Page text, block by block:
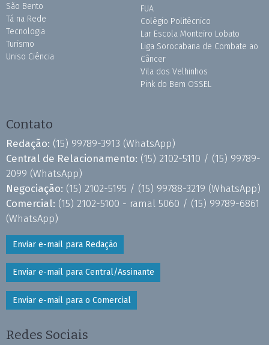
São Bento
Tá na Rede
Tecnologia
Turismo
Uniso Ciência
FUA
Colégio Politécnico
Lar Escola Monteiro Lobato
Liga Sorocabana de Combate ao
Câncer
Vila dos Velhinhos
Pink do Bem OSSEL
Contato
Redação: (15) 99789-3913 (WhatsApp)
Central de Relacionamento: (15) 2102-5110 / (15) 99789-
2099 (WhatsApp)
Negociação: (15) 2102-5195 / (15) 99788-3219 (WhatsApp)
Comercial: (15) 2102-5100 - ramal 5060 / (15) 99789-6861
(WhatsApp)
Enviar e-mail para Redação
Enviar e-mail para Central/Assinante
Enviar e-mail para o Comercial
Redes Sociais